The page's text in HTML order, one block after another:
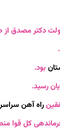
دکتر مصدق از
بود.
رسید.
راه آهن
کل قوا